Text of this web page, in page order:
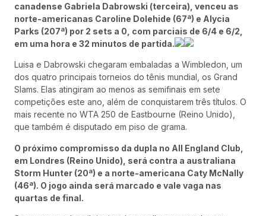
canadense Gabriela Dabrowski (terceira), venceu as
norte-americanas Caroline Dolehide (67ª) e Alycia
Parks (207ª) por 2 sets a 0, com parciais de 6/4 e 6/2,
em uma hora e 32 minutos de partida.
Luisa e Dabrowski chegaram embaladas a Wimbledon, um
dos quatro principais torneios do tênis mundial, os Grand
Slams. Elas atingiram ao menos as semifinais em sete
competições este ano, além de conquistarem três títulos. O
mais recente no WTA 250 de Eastbourne (Reino Unido),
que também é disputado em piso de grama.
O próximo compromisso da dupla no All England Club,
em Londres (Reino Unido), será contra a australiana
Storm Hunter (20ª) e a norte-americana Caty McNally
(46ª). O jogo ainda será marcado e vale vaga nas
quartas de final.